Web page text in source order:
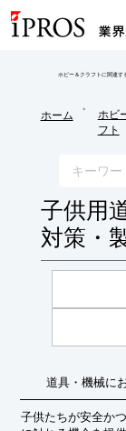
ホビー＆クラフトに関連す
ホーム
>
ホビ
フト
子供用
対策・
道具・機械に
子供たちが安全か